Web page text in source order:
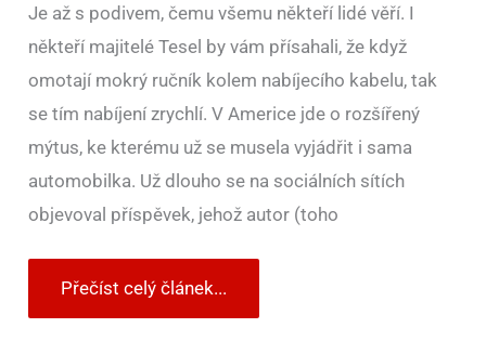
Je až s podivem, čemu všemu někteří lidé věří. I
někteří majitelé Tesel by vám přísahali, že když
omotají mokrý ručník kolem nabíjecího kabelu, tak
se tím nabíjení zrychlí. V Americe jde o rozšířený
mýtus, ke kterému už se musela vyjádřit i sama
automobilka. Už dlouho se na sociálních sítích
objevoval příspěvek, jehož autor (toho
Přečíst celý článek...